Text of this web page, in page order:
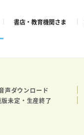
声ダウンロード
版未定・生産終了
書店・教育機関さま